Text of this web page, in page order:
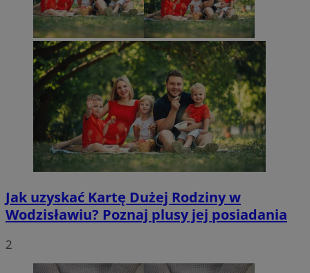
Jak uzyskać Kartę Dużej Rodziny w
Wodzisławiu? Poznaj plusy jej posiadania
2